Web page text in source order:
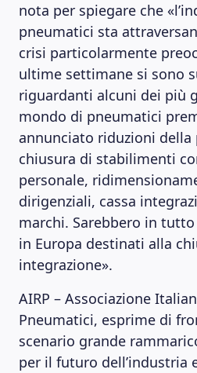
nota per spiegare che
pneumatici sta
crisi particolarmente
ultime settimane si sono
riguardanti alcuni dei più
mondo di pneumatici
annunciato riduzioni della
chiusura di stabilimenti
personale,
dirigenziali, cassa
marchi. Sarebbero in
in Europa destinati alla
integrazione».
AIRP – Associazione
Pneumatici, esprime di
scenario grande
per il futuro dell’industria